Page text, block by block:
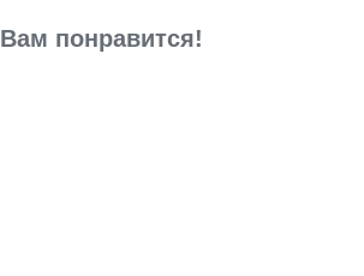
Вам понравится!